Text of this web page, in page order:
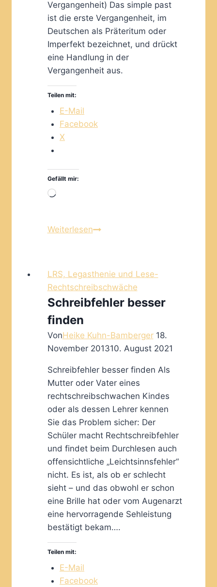
Vergangenheit) Das simple past
ist die erste Vergangenheit, im
Deutschen als Präteritum oder
Imperfekt bezeichnet, und drückt
eine Handlung in der
Vergangenheit aus.
Teilen mit:
E-Mail
Facebook
X
Gefällt mir:
Wird
Weiterlesensimple
LRS, Legasthenie und Lese-
Rechtschreibschwäche
Schreibfehler besser
finden
VonHeike Kuhn-Bamberger 18.
November 201310. August 2021
Schreibfehler besser finden Als
Mutter oder Vater eines
rechtschreibschwachen Kindes
oder als dessen Lehrer kennen
Sie das Problem sicher: Der
Schüler macht Rechtschreibfehler
und findet beim Durchlesen auch
offensichtliche „Leichtsinnsfehler“
nicht. Es ist, als ob er schlecht
sieht – und das obwohl er schon
eine Brille hat oder vom Augenarzt
eine hervorragende Sehleistung
bestätigt bekam….
Teilen mit:
E-Mail
Facebook